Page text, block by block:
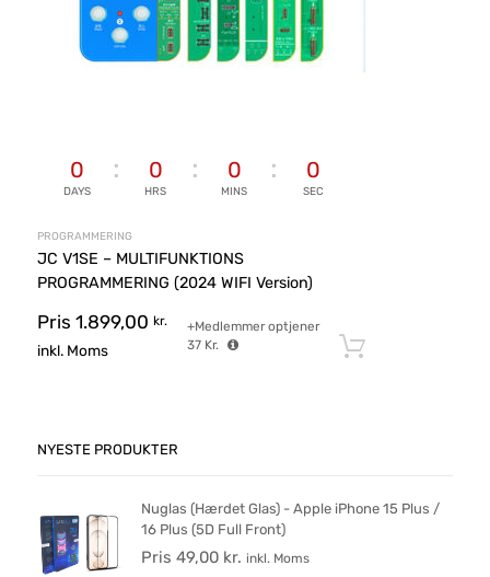
0
DAYS
0
HRS
0
MINS
0
SEC
PROGRAMMERING
JC V1SE – MULTIFUNKTIONS
PROGRAMMERING (2024 WIFI Version)
Pris 1.899,00 kr.
inkl. Moms
+Medlemmer optjener
37 Kr.
NYESTE PRODUKTER
Nuglas (Hærdet Glas) - Apple iPhone 15 Plus /
16 Plus (5D Full Front)
Pris 49,00 kr. inkl. Moms